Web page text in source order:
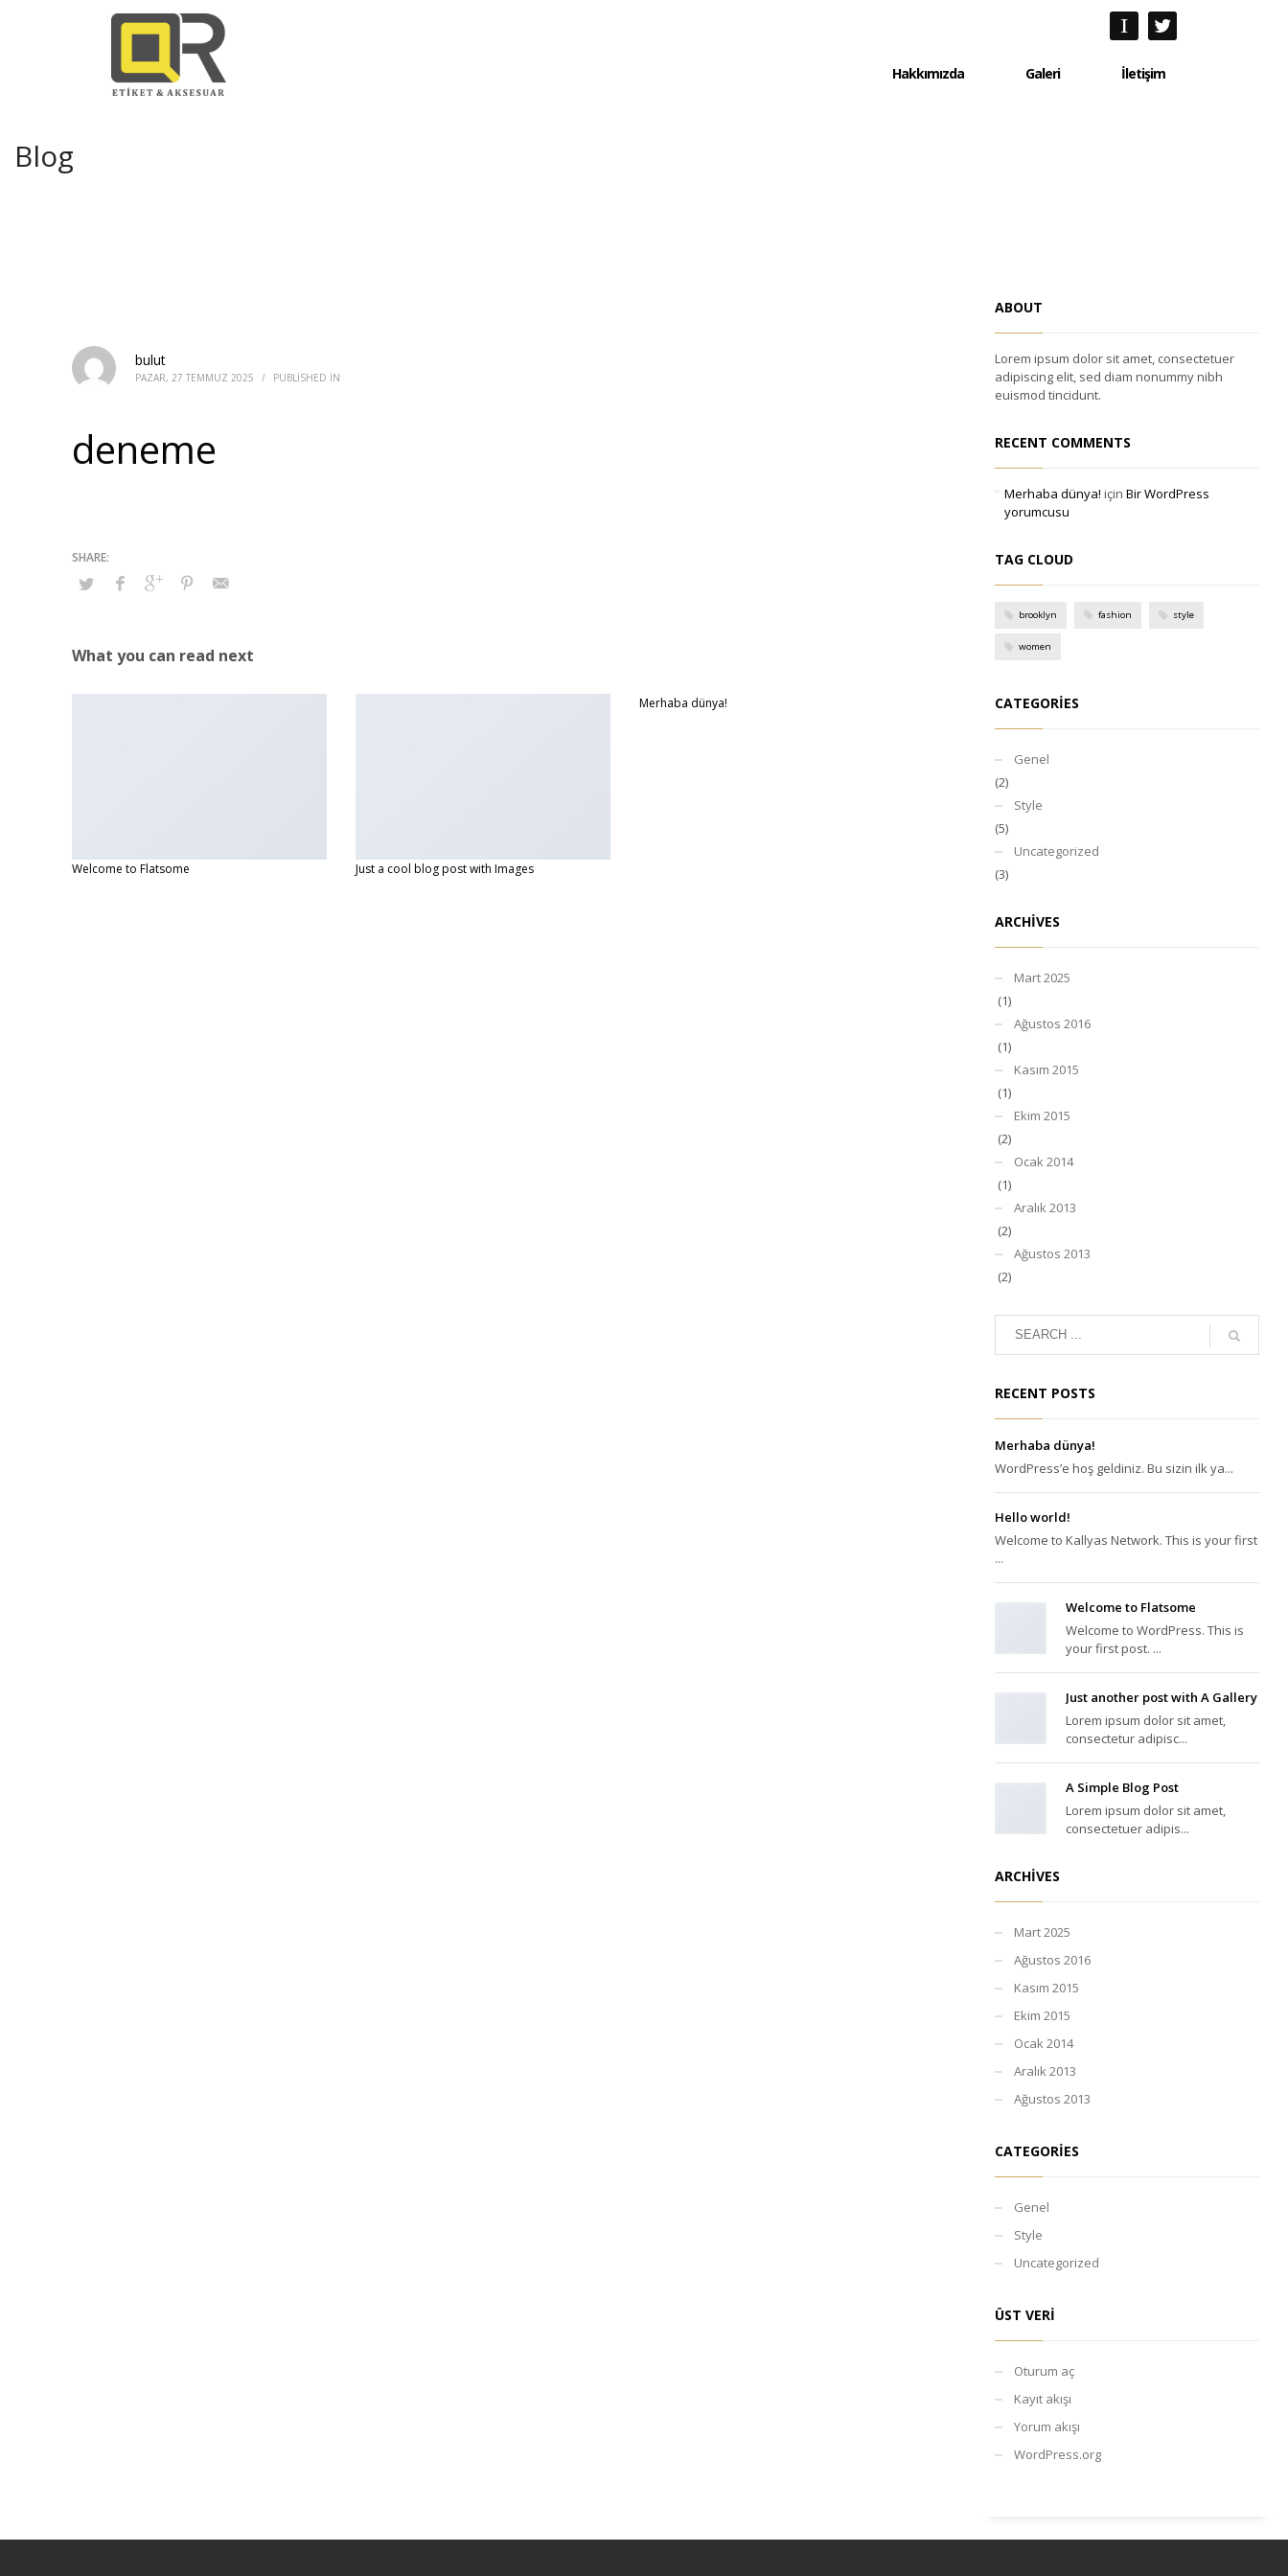
Hakkımızda Galeri İletişim
Blog
bulut
PAZAR, 27 TEMMUZ 2025 / PUBLISHED IN
deneme
What you can read next
Welcome to Flatsome Just a cool blog post with Images
Merhaba dünya!
ABOUT
Lorem ipsum dolor sit amet, consectetuer
adipiscing elit, sed diam nonummy nibh
euismod tincidunt.
RECENT COMMENTS
Merhaba dünya! için Bir WordPress
yorumcusu
TAG CLOUD
brooklyn fashion style
women
CATEGORIES
Genel
(2)
Style
(5)
Uncategorized
(3)
ARCHIVES
Mart 2025
(1)
Ağustos 2016
(1)
Kasım 2015
(1)
Ekim 2015
(2)
Ocak 2014
(1)
Aralık 2013
(2)
Ağustos 2013
(2)
RECENT POSTS
Merhaba dünya!
WordPress’e hoş geldiniz. Bu sizin ilk ya...
Hello world!
Welcome to Kallyas Network. This is your first
...
Welcome to Flatsome
Welcome to WordPress. This is
your first post. ...
Just another post with A Gallery
Lorem ipsum dolor sit amet,
consectetur adipisc...
A Simple Blog Post
Lorem ipsum dolor sit amet,
consectetuer adipis...
ARCHIVES
Mart 2025
Ağustos 2016
Kasım 2015
Ekim 2015
Ocak 2014
Aralık 2013
Ağustos 2013
CATEGORIES
Genel
Style
Uncategorized
ÜST VERI
Oturum aç
Kayıt akışı
Yorum akışı
WordPress.org